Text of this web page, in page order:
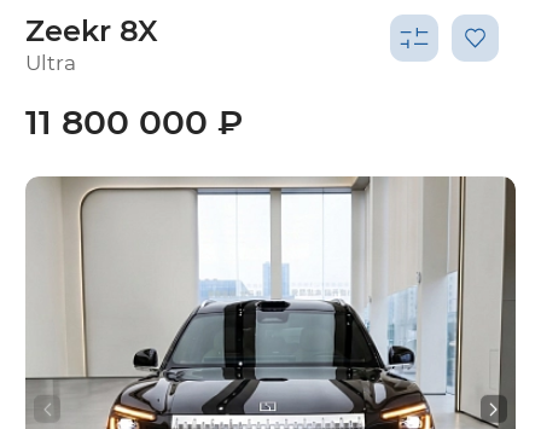
Zeekr 8X
Ultra
11 800 000 ₽